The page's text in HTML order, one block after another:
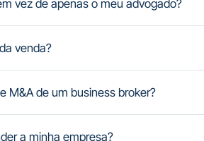
vez de apenas o meu advogado?
venda?
M&A de um business broker?
a minha empresa?